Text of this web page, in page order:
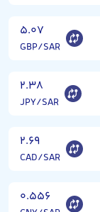
۵.۰۷
GBP/SAR
۲.۳۸
JPY/SAR
۲.۶۹
CAD/SAR
۰.۵۵۶